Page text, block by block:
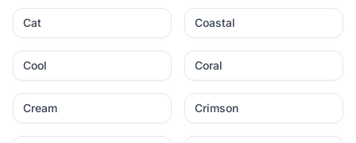
Cat Coastal
Cool Coral
Cream Crimson